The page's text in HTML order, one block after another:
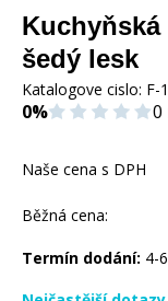
Kuchyňská
šedý lesk
Katalogove cislo: F-
0% 0
Naše cena s DPH
Běžná cena:
Termín dodání: 4-